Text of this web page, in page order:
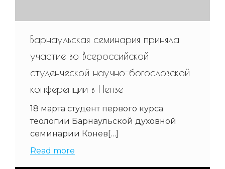
Барнаульская семинария приняла
участие во Всероссийской
студенческой научно-богословской
конференции в Пензе
18 марта студент первого курса
теологии Барнаульской духовной
семинарии Конев[…]
Read more